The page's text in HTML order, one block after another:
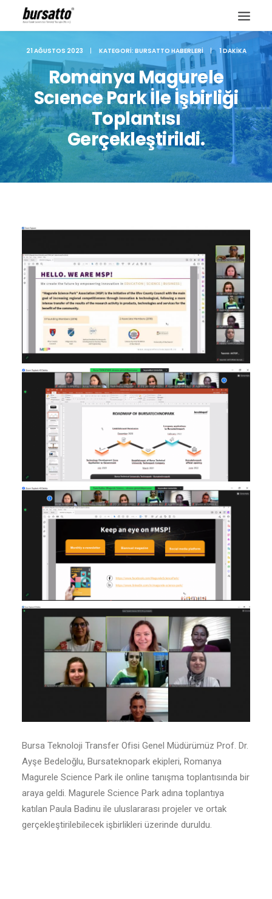
Site içi arama
21 AĞUSTOS 2023 | KATEGORI: BURSATTO HABERLERI | 1 DAKIKA
Romanya Magurele
Scıence Park İle İşbirliği
Toplantısı
Gerçekleştirildi.
Bursa Teknoloji Transfer Ofisi Genel Müdürümüz Prof. Dr.
Ayşe Bedeloğlu, Bursateknopark ekipleri, Romanya
Magurele Science Park ile online tanışma toplantısında bir
araya geldi. Magurele Science Park adına toplantıya
katılan Paula Badinu ile uluslararası projeler ve ortak
gerçekleştirilebilecek işbirlikleri üzerinde duruldu.